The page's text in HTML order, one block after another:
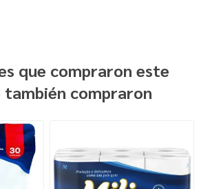
que compraron este
compraron